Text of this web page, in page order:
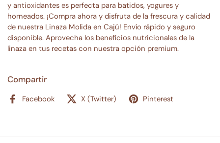
y antioxidantes es perfecta para batidos, yogures y
horneados. ¡Compra ahora y disfruta de la frescura y calidad
de nuestra Linaza Molida en Cajú! Envío rápido y seguro
disponible. Aprovecha los beneficios nutricionales de la
linaza en tus recetas con nuestra opción premium.
Compartir
Facebook X (Twitter) Pinterest